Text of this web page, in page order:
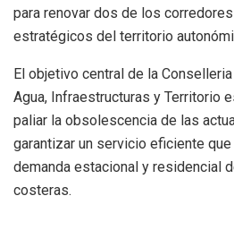
para renovar dos de los
estratégicos del territorio
El objetivo central de la
Agua, Infraestructuras y Territorio
paliar la obsolescencia de las
garantizar un servicio eficiente
demanda estacional y residencial
costeras.